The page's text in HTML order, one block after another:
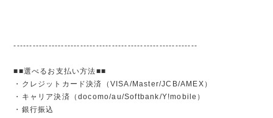
----------------------------------------------------------
■■選べるお支払い方法■■
・クレジットカード決済（VISA/Master/JCB/AMEX）
・キャリア決済（docomo/au/Softbank/Y!mobile）
・銀行振込